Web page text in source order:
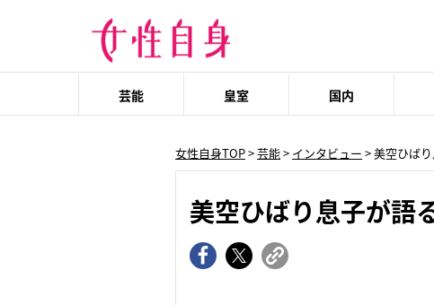
芸能 皇室 国内
女性自身TOP>芸能> インタビュー > 美空ひば
美空ひばり息子が語